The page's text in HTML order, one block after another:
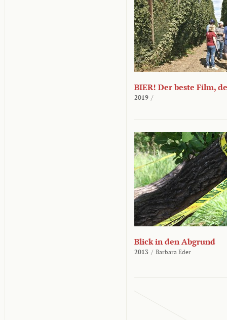
BIER! Der beste Film,
2019 /
Blick in den Abgrund
2013 / Barbara Eder